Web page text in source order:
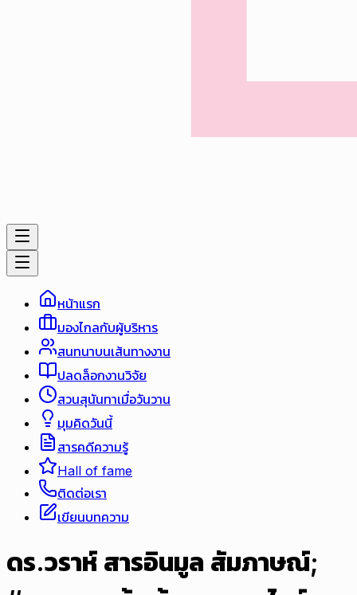
หน้าแรก
มองไกลกับผู้บริหาร
สนทนาบนเส้นทางงาน
ปลดล็อกงานวิจัย
สวนสุนันทาเมื่อวันวาน
มุมคิดวันนี้
สารคดีความรู้
Hall of fame
ติดต่อเรา
เขียนบทความ
ดร.วราห์ สารอินมูล สัมภาษณ์;